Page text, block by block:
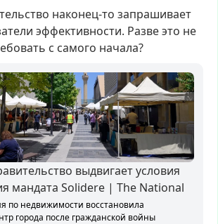
наконец-то запрашивает
эффективности. Развеэто не
с самого начала?
выдвигает условия
мандата Solidere | The National
по недвижимости восстановила
города после гражданской войны